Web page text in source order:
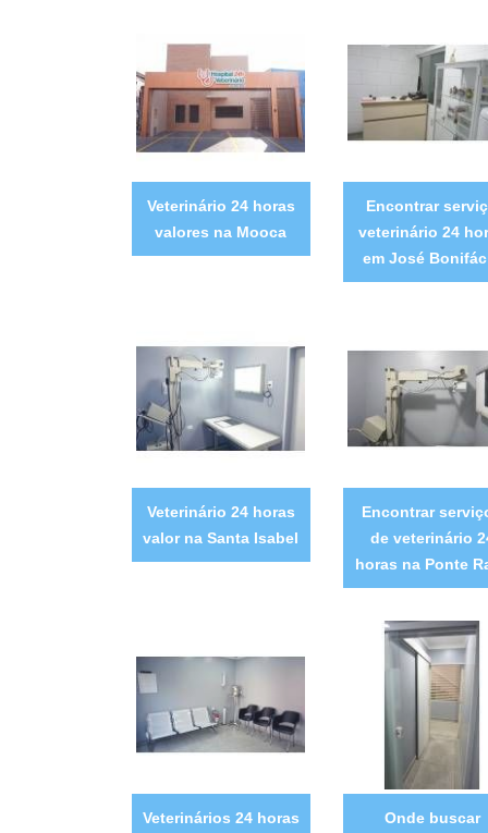
Veterinário 24 horas
valores na Mooca
Encontrar
veterinário 24
em José
Veterinário 24 horas
valor na Santa Isabel
Encontrar
de veterinário
horas na Ponte
Veterinários 24 horas
Onde buscar